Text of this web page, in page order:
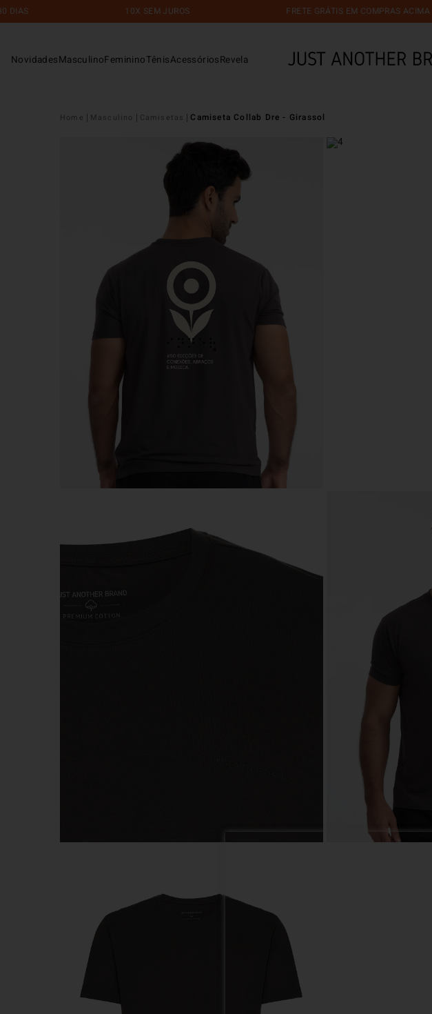
10X SEM JUROS FRETE GRÁTIS EM COMPRAS ACIMA DE R$
NovidadesMasculinoFemininoTênisAcessóriosRevela
Masculino Camisetas Camiseta Collab Dre - Girassol